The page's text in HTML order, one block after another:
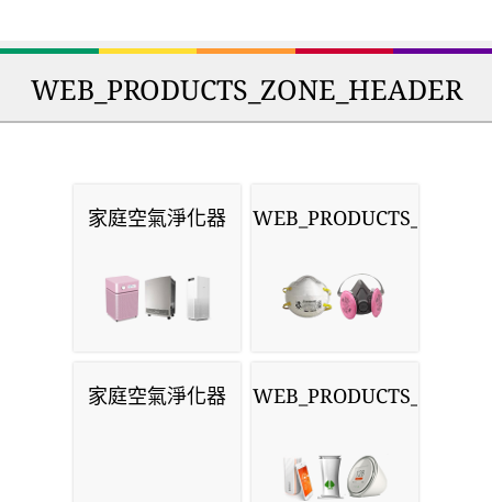
WEB_PRODUCTS_ZONE_HEADER
家庭空氣淨化器 WEB_PRODUCTS_MASKS
家庭空氣淨化器